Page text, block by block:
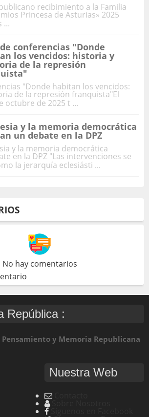
recibimiento a la Familia
Princesa de Asturias» 2025
...
conferencias "Donde
los vencidos: historia y
de la represión
"Donde habitan los vencidos:
de la represión franquista"El
octubre de 2025 t ...
y la memoria democrática
un debate en la DPZ
y la memoria democrática
en la DPZ "Las intervenciones se
la jerarquía eclesiásti ...
No hay comentarios
República :
y Memoria Republicana
Nuestra Web